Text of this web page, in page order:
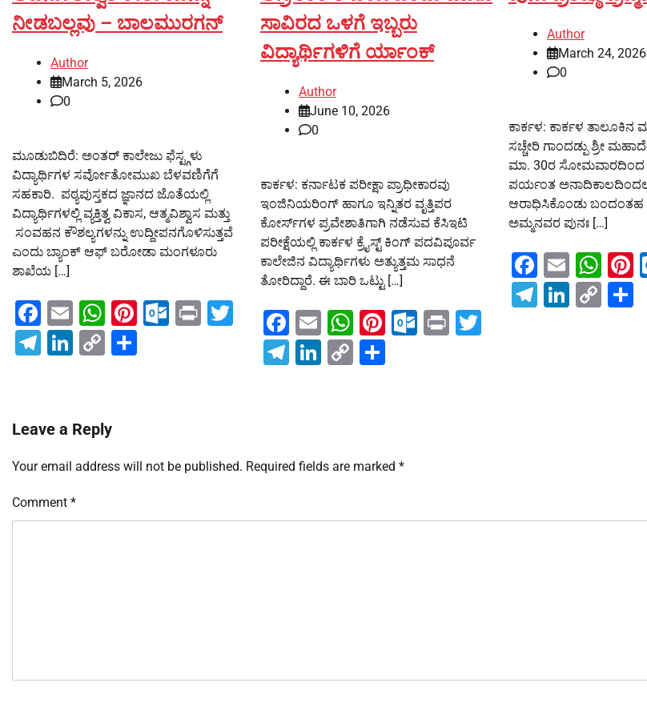
ನೀಡಬಲ್ಲವು – ಬಾಲಮುರಗನ್
Author
March 5, 2026
0
ಮೂಡುಬಿದಿರೆ: ಅಂತರ್ ಕಾಲೇಜು ಫೆಸ್ಟ್ಗಳು
ವಿದ್ಯಾರ್ಥಿಗಳ ಸರ್ವೋತೋಮುಖ ಬೆಳವಣಿಗೆಗೆ
ಸಹಕಾರಿ. ಪಠ್ಯಪುಸ್ತಕದ ಜ್ಞಾನದ ಜೊತೆಯಲ್ಲಿ
ವಿದ್ಯಾರ್ಥಿಗಳಲ್ಲಿ ವ್ಯಕ್ತಿತ್ವ ವಿಕಾಸ, ಆತ್ಮವಿಶ್ವಾಸ ಮತ್ತು
ಸಂವಹನ ಕೌಶಲ್ಯಗಳನ್ನು ಉದ್ದೀಪನಗೊಳಿಸುತ್ತವೆ
ಎಂದು ಬ್ಯಾಂಕ್ ಆಫ್ ಬರೋಡಾ ಮಂಗಳೂರು
ಶಾಖೆಯ […]
Facebook
EmailWhatsApp
Pinterest
Outlook.com
Print Twitter
Telegram
LinkedIn
Copy
ಸಾವಿರದ ಒಳಗೆ ಇಬ್ಬರು
ವಿದ್ಯಾರ್ಥಿಗಳಿಗೆ ರ್ಯಾಂಕ್
Author
June 10, 2026
0
ಕಾರ್ಕಳ: ಕರ್ನಾಟಕ ಪರೀಕ್ಷಾ ಪ್ರಾಧೀಕಾರವು
ಇಂಜಿನಿಯರಿಂಗ್ ಹಾಗೂ ಇನ್ನಿತರ ವೃತ್ತಿಪರ
ಕೋರ್ಸ್‍ಗಳ ಪ್ರವೇಶಾತಿಗಾಗಿ ನಡೆಸುವ ಕೆಸಿಇಟಿ
ಪರೀಕ್ಷೆಯಲ್ಲಿ ಕಾರ್ಕಳ ಕ್ರೈಸ್ಟ್ ಕಿಂಗ್ ಪದವಿಪೂರ್ವ
ಕಾಲೇಜಿನ ವಿದ್ಯಾರ್ಥಿಗಳು ಅತ್ಯುತ್ತಮ ಸಾಧನೆ
ತೋರಿದ್ದಾರೆ. ಈ ಬಾರಿ ಒಟ್ಟು […]
Facebook
EmailWhatsApp
Pinterest
Outlook.com
PrintTwitter
Telegram
LinkedIn
CopyShare
Author
March 24, 2026
0
ಕಾರ್ಕಳ: ಕಾರ್ಕಳ ತಾಲೂಕಿನ
ಸಚ್ಚೇರಿ ಗಾಂದಡ್ಪು ಶ್ರೀ
ಮಾ. 30ರ ಸೋಮವಾರದಿಂದ
ಪರ್ಯಂತ
ಆರಾಧಿಸಿಕೊಂಡು ಬಂದಂತಹ
ಅಮ್ಮನವರ ಪುನಃ […]
Facebook
Email
Telegram
Copy
Leave a Reply
Your email address will not be published. Required fields are marked *
Comment *